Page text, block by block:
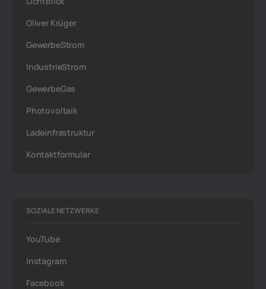
Oliver Krüger
GewerbeStrom
IndustrieStrom
GewerbeGas
Photovoltaik
Ladeinfrastruktur
Kontaktformular
SOZIALE NETZWERKE
YouTube
Instagram
Facebook